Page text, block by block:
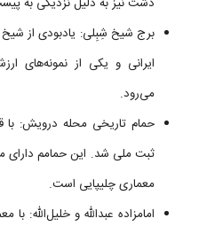
برج شیخ شِبِلی: یادبودی از شیخ
ایرانی و یکی از نمونه‌های
می‌رود.
ثبت ملی شد. این حمامم دارای
معماری چلیپایی است.
امامزاده عبدالله و